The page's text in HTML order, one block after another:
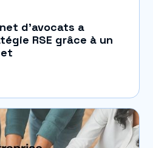
d’avocats a
RSE grâce à un